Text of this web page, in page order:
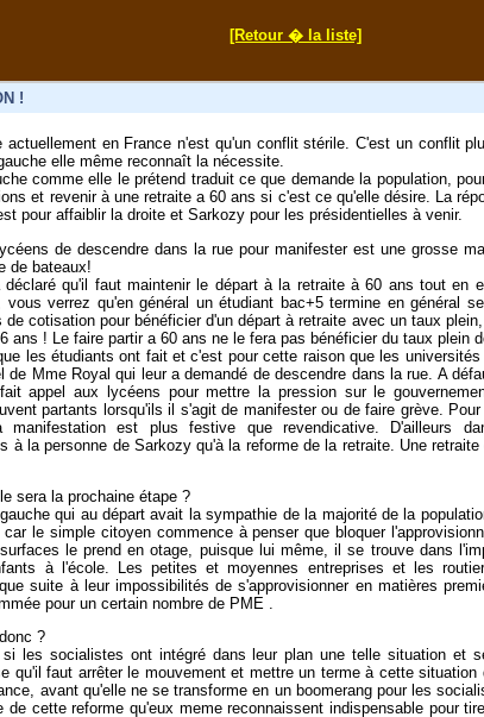
[Retour � la liste]
!
actuellement en France n'est qu'un conflit stérile. C'est un conflit
elle même reconnaît la nécessite.
comme elle le prétend traduit ce que demande la population,
et revenir à une retraite a 60 ans si c'est ce qu'elle désire. La
pour affaiblir la droite et Sarkozy pour les présidentielles à venir.
de descendre dans la rue pour manifester est une grosse
de bateaux!
déclaré qu'il faut maintenir le départ à la retraite à 60 ans tout en
verrez qu'en général un étudiant bac+5 termine en général
de cotisation pour bénéficier d'un départ à retraite avec un taux
ans ! Le faire partir a 60 ans ne le fera pas bénéficier du taux plein
les étudiants ont fait et c'est pour cette raison que les
de Mme Royal qui leur a demandé de descendre dans la rue. A
appel aux lycéens pour mettre la pression sur le
partants lorsqu'ils il s'agit de manifester ou de faire grève.
manifestation est plus festive que revendicative. D'ailleurs
à la personne de Sarkozy qu'à la reforme de la retraite. Une
sera la prochaine étape ?
qui au départ avait la sympathie de la majorité de la
le simple citoyen commence à penser que bloquer
le prend en otage, puisque lui même, il se trouve dans
à l'école. Les petites et moyennes entreprises et les
suite à leur impossibilités de s'approvisionner en matières
pour un certain nombre de PME .
?
les socialistes ont intégré dans leur plan une telle situation et
qu'il faut arrêter le mouvement et mettre un terme à cette
avant qu'elle ne se transforme en un boomerang pour les
de cette reforme qu'eux meme reconnaissent indispensable pour